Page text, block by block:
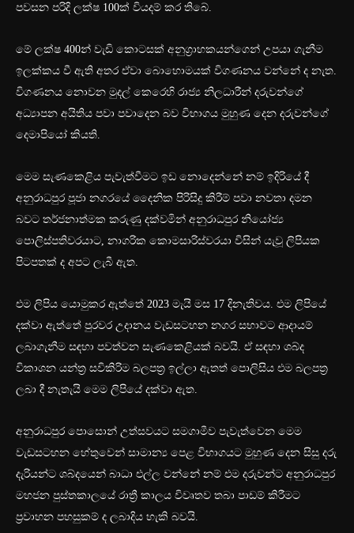
පවසන පරිදි ලක්ෂ 100ක් වියදම් කර තිබේ.
මේ ලක්ෂ 400න් වැඩි කොටසක් අනුග්‍රාහකයන්ගෙන් උපයා ගැනීම
ඉලක්කය වී ඇති අතර ඒවා බොහොමයක් විගණනය වන්නේ ද නැත.
විගණනය නොවන මුදල් කෙරෙහි රාජ්‍ය නිලධාරීන් දරුවන්ගේ
අධ්‍යාපන අයිතිය පවා පවාදෙන බව විභාගය මුහුණ දෙන දරුවන්ගේ
දෙමාපියෝ කියති.
මෙම සැණකෙළිය පැවැත්වීමට ඉඩ නොදෙන්නේ නම් ඉදිරියේ දී
අනුරාධපුර පූජා නගරයේ දෛනික පිරිසිදු කිරීම් පවා නවතා දමන
බවට තර්ජනාත්මක කරුණු දක්වමින් අනුරාධපුර නියෝජ්‍ය
පොලිස්පතිවරයාට, නාගරික කොමසාරිස්වරයා විසින් යැවූ ලිපියක
පිටපතක් ද අපට ලැබී ඇත.
එම ලිපිය යොමුකර ඇත්තේ 2023 මැයි මස 17 දිනැතිවය. එම ලිපියේ
දක්වා ඇත්තේ පුරවර උදානය වැඩසටහන නගර සභාවට ආදායම්
ලබාගැනීම සඳහා පවත්වන සැණකෙළියක් බවයි. ඒ සඳහා ශබ්ද
විකාශන යන්ත්‍ර සවිකිරිම බලපත්‍ර ඉල්ලා ඇතත් පොලිසිය එම බලපත්‍ර
ලබා දී නැතැයි මෙම ලිපියේ දක්වා ඇත.
අනුරාධපුර පොසොන් උත්සවයට සමගාමීව පැවැත්වෙන මෙම
වැඩසටහන හේතුවෙන් සාමාන්‍ය පෙළ විභාගයට මුහුණ දෙන සිසු දරු
දැරියන්ට ශබ්දයෙන් බාධා එල්ල වන්නේ නම් එම දරුවන්ට අනුරාධපුර
මහජන පුස්තකාලයේ රාත්‍රී කාලය විවෘතව තබා පාඩම් කිරීමට
ප්‍රවාහන පහසුකම් ද ලබාදිය හැකි බවයි.